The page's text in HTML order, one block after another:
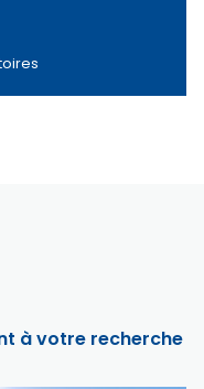
à votre recherche